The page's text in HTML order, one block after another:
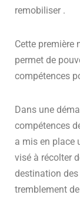
remobiliser .
Cette première
permet de
compétences
Dans une
compétences
a mis en place
visé à récolter
destination
tremblement